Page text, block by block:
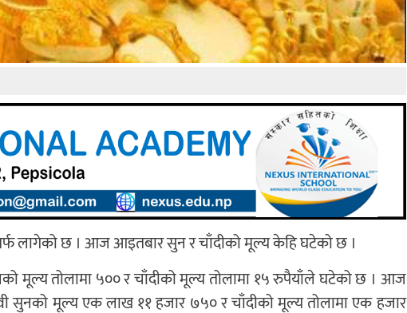
लागेको छ । आज आइतबार सुन र चाँदीको मूल्य केहि घटेको छ ।
मूल्य तोलामा ५०० र चाँदीको मूल्य तोलामा १५ रुपैयाँले घटेको छ । आज
सुनको मूल्य एक लाख ११ हजार ७५० र चाँदीको मूल्य तोलामा एक हजार